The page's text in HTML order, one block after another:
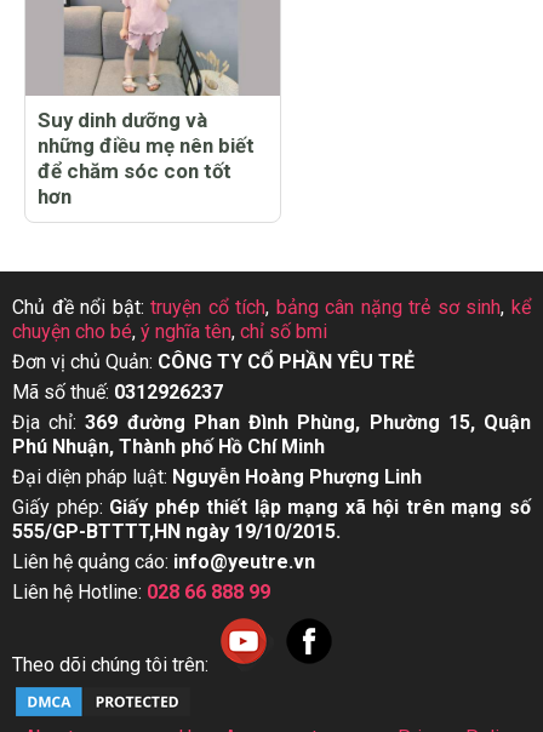
Suy dinh dưỡng và
những điều mẹ nên biết
để chăm sóc con tốt
hơn
Chủ đề nổi bật:truyện cổ tích, bảng cân nặng trẻ sơ sinh,kể
chuyện cho bé, ý nghĩa tên, chỉ số bmi
Đơn vị chủ Quản: CÔNG TY CỔ PHẦN YÊU TRẺ
Mã số thuế: 0312926237
Địa chỉ:369 đường Phan Đình Phùng, Phường 15, Quận
Phú Nhuận, Thành phố Hồ Chí Minh
Đại diện pháp luật: Nguyễn Hoàng Phượng Linh
Giấy phép: Giấy phép thiết lập mạng xã hội trên mạng số
555/GP-BTTTT,HN ngày 19/10/2015.
Liên hệ quảng cáo: info@yeutre.vn
Liên hệ Hotline: 028 66 888 99
Theo dõi chúng tôi trên: